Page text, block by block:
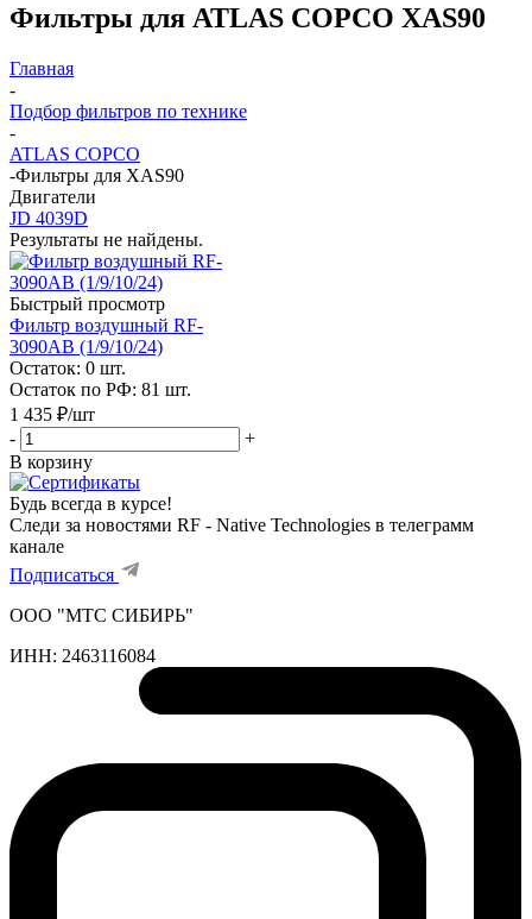
Фильтры для ATLAS COPCO XAS90
Главная
-
Подбор фильтров по технике
-
ATLAS COPCO
-Фильтры для XAS90
Двигатели
JD 4039D
Результаты не найдены.
Быстрый просмотр
Фильтр воздушный RF-
3090AB (1/9/10/24)
Остаток: 0 шт.
Остаток по РФ: 81 шт.
1 435 ₽/шт
-
+
В корзину
Будь всегда в курсе!
Следи за новостями RF - Native Technologies в телеграмм
канале
Подписаться
ООО "МТС СИБИРЬ"
ИНН: 2463116084